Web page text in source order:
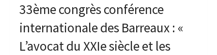
33ème congrès conférence
internationale des Barreaux : «
L’avocat du XXIe siècle et les